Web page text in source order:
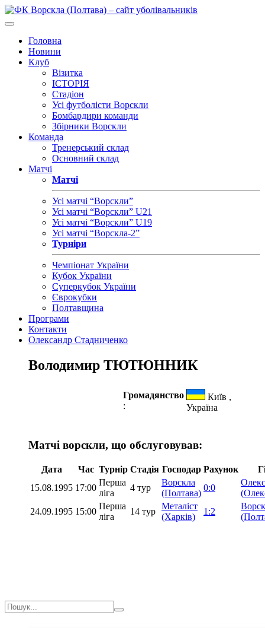
Головна
Новини
Клуб
Візитка
ІСТОРІЯ
Стадіон
Усі футболісти Ворскли
Бомбардири команди
Збірники Ворскли
Команда
Тренерський склад
Основний склад
Матчі
Матчі
Усі матчі “Ворскли”
Усі матчі “Ворскли” U21
Усі матчі “Ворскли” U19
Усі матчі “Ворскла-2”
Турніри
Чемпіонат України
Кубок України
Суперкубок України
Єврокубки
Полтавщина
Програми
Контакти
Олександр Стадниченко
Володимир ТЮТЮННИК
Громадянство
:
Київ ,
Україна
Матчі ворскли, що обслуговував:
Дата Час Турнір Стадія Господар Рахунок
15.08.1995 17:00
Перша
ліга
4 тур
Ворскла
(Полтава)
0:0
24.09.1995 15:00
Перша
ліга
14 тур
Металіст
(Харків)
1:2